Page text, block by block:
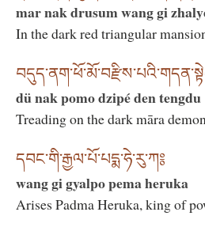
mar nak drusum wang gi
In the dark red triangular
dü nak pomo dzipé den tengdu
Treading on the dark māra
དབང་གི་རྒྱལ་པོ་པདྨ་ཧེ་རུ་ཀ༔
wang gi gyalpo pema heruka
Arises Padma Heruka, king of